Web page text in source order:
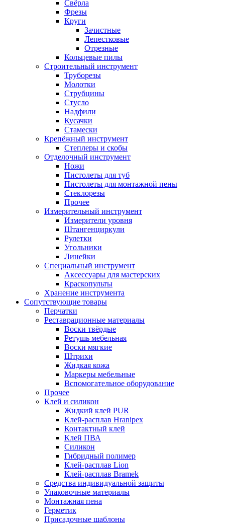
Свёрла
Фрезы
Круги
Зачистные
Лепестковые
Отрезные
Кольцевые пилы
Строительный инструмент
Труборезы
Молотки
Струбцины
Стусло
Надфили
Кусачки
Стамески
Крепёжный инструмент
Степлеры и скобы
Отделочный инструмент
Ножи
Пистолеты для туб
Пистолеты для монтажной пены
Стеклорезы
Прочее
Измерительный инструмент
Измерители уровня
Штангенциркули
Рулетки
Угольники
Линейки
Специальный инструмент
Аксессуары для мастерских
Краскопульты
Хранение инструмента
Сопутствующие товары
Перчатки
Реставрационные материалы
Воски твёрдые
Ретушь мебельная
Воски мягкие
Штрихи
Жидкая кожа
Маркеры мебельные
Вспомогательное оборудование
Прочее
Клей и силикон
Жидкий клей PUR
Клей-расплав Hranipex
Контактный клей
Клей ПВА
Силикон
Гибридный полимер
Клей-расплав Lion
Клей-расплав Bramek
Средства индивидуальной защиты
Упаковочные материалы
Монтажная пена
Герметик
Присадочные шаблоны